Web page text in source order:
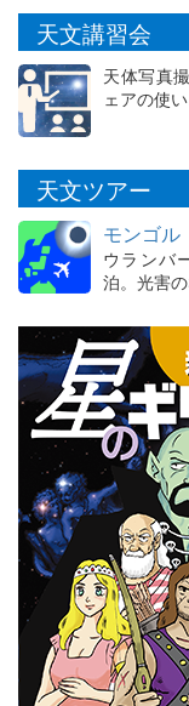
天文講習会
天体写真
ェアの使
天文ツアー
モンゴル
ウランバ
泊。光害